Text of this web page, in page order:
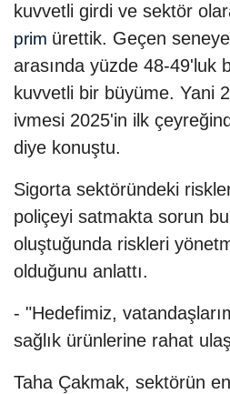
kuvvetli girdi ve sektör
prim ürettik. Geçen
arasında yüzde 48-49'luk
kuvvetli bir büyüme. Yani
ivmesi 2025'in ilk
diye konuştu.
Sigorta sektöründeki
poliçeyi satmakta sorun
oluştuğunda riskleri
olduğunu anlattı.
- "Hedefimiz,
sağlık ürünlerine rahat
Taha Çakmak, sektörün